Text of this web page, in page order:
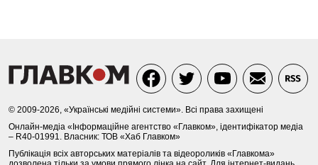
© 2009-2026, «Українські медійні системи». Всі права захищені
Онлайн-медіа «Інформаційне агентство «Главком», ідентифікатор медіа
– R40-01991. Власник: ТОВ «Хаб Главком»
Публікація всіх авторських матеріалів та відеороликів «Главкома»